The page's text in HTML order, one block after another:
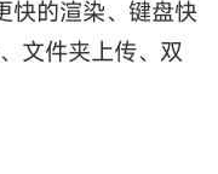
快的渲染、键盘快
文件夹上传、双